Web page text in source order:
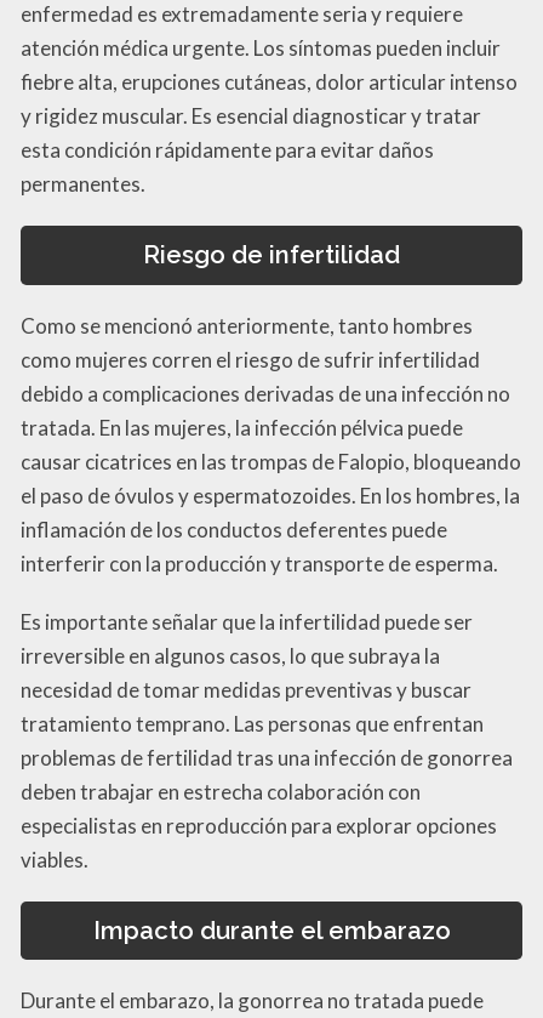
enfermedad es extremadamente seria y requiere
atención médica urgente. Los síntomas pueden incluir
fiebre alta, erupciones cutáneas, dolor articular intenso
y rigidez muscular. Es esencial diagnosticar y tratar
esta condición rápidamente para evitar daños
permanentes.
Riesgo de infertilidad
Como se mencionó anteriormente, tanto hombres
como mujeres corren el riesgo de sufrir infertilidad
debido a complicaciones derivadas de una infección no
tratada. En las mujeres, la infección pélvica puede
causar cicatrices en las trompas de Falopio, bloqueando
el paso de óvulos y espermatozoides. En los hombres, la
inflamación de los conductos deferentes puede
interferir con la producción y transporte de esperma.
Es importante señalar que la infertilidad puede ser
irreversible en algunos casos, lo que subraya la
necesidad de tomar medidas preventivas y buscar
tratamiento temprano. Las personas que enfrentan
problemas de fertilidad tras una infección de gonorrea
deben trabajar en estrecha colaboración con
especialistas en reproducción para explorar opciones
viables.
Impacto durante el embarazo
Durante el embarazo, la gonorrea no tratada puede